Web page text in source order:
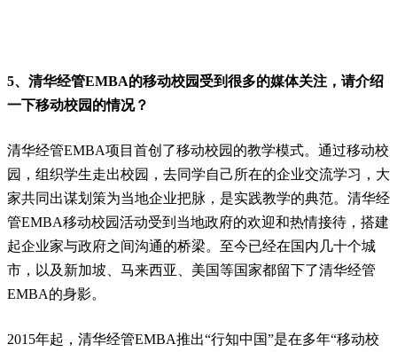
5、清华经管EMBA的移动校园受到很多的媒体关注，请介绍
一下移动校园的情况？
清华经管EMBA项目首创了移动校园的教学模式。通过移动校
园，组织学生走出校园，去同学自己所在的企业交流学习，大
家共同出谋划策为当地企业把脉，是实践教学的典范。清华经
管EMBA移动校园活动受到当地政府的欢迎和热情接待，搭建
起企业家与政府之间沟通的桥梁。至今已经在国内几十个城
市，以及新加坡、马来西亚、美国等国家都留下了清华经管
EMBA的身影。
2015年起，清华经管EMBA推出“行知中国”是在多年“移动校